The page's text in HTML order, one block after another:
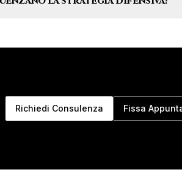
Richiedi Consulenza Fissa